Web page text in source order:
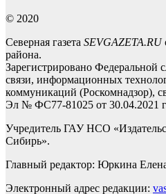
© 2020
Северная газета SEVGAZETA.RU
района.
Зарегистрировано Федеральной
связи, информационных
коммуникаций (Роскомнадзор),
Эл № ФС77-81025 от 30.04.2021
Учредитель ГАУ НСО
Сибирь».
Главный редактор: Юркина
Электронный адрес редакции: